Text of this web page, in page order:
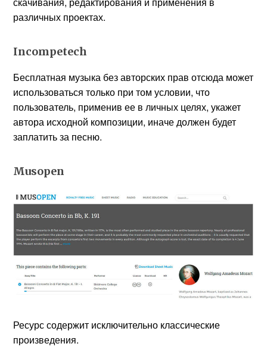
различных проектах.
Incompetech
Бесплатная музыка без авторских прав отсюда может
использоваться только при том условии, что
пользователь, применив ее в личных целях, укажет
автора исходной композиции, иначе должен будет
заплатить за песню.
Musopen
Ресурс содержит исключительно классические
произведения.